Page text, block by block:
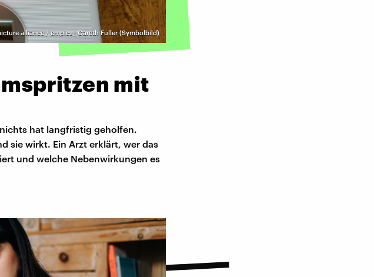
alliance / empics | Gareth Fuller (Symbolbild)
mit
hat langfristig geholfen.
sie wirkt. Ein Arzt erklärt, wer das
und welche Nebenwirkungen es